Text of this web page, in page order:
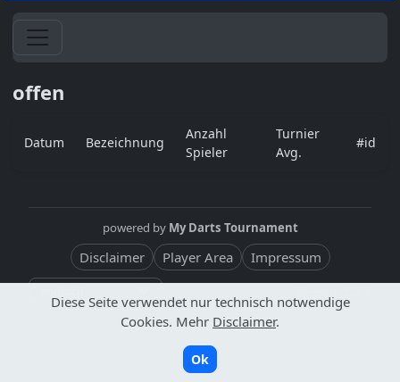
Toggle navigation
offen
Datum Bezeichnung
Anzahl
Spieler
Turnier
Avg.
#id
powered by My Darts Tournament
Disclaimer Player Area Impressum
Diese Seite verwendet nur technisch notwendige
Cookies. Mehr Disclaimer.
Ok